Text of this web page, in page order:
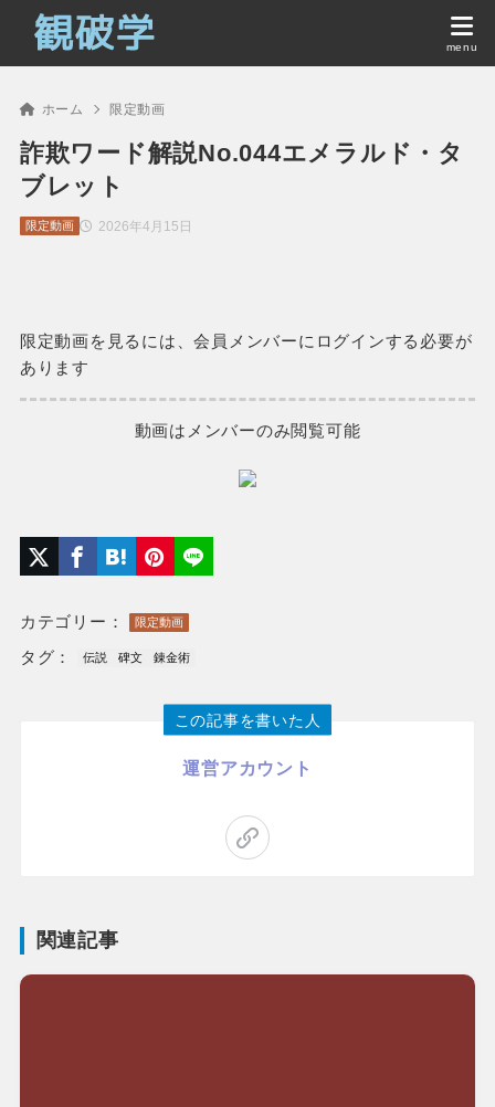
ホーム 限定動画
詐欺ワード解説No.044エメラルド・タ
ブレット
2026年4月15日
限定動画
限定動画を見るには、会員メンバーにログインする必要が
あります
動画はメンバーのみ閲覧可能
カテゴリー： 限定動画
タグ： 伝説 碑文 錬金術
この記事を書いた人
運営アカウント
関連記事